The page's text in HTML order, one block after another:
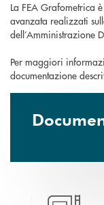
La FEA Grafometrica
avanzata realizzati
dell’Amministrazione
Per maggiori
documentazione